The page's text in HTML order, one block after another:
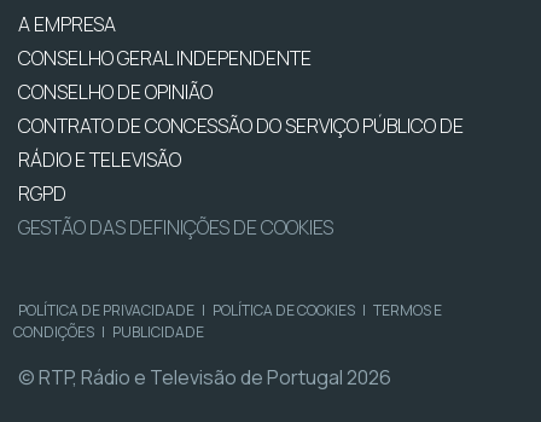
A EMPRESA
CONSELHO GERAL INDEPENDENTE
CONSELHO DE OPINIÃO
CONTRATO DE CONCESSÃO DO SERVIÇO PÚBLICO DE
RÁDIO E TELEVISÃO
RGPD
GESTÃO DAS DEFINIÇÕES DE COOKIES
POLÍTICA DE PRIVACIDADE | POLÍTICA DE COOKIES | TERMOS E
CONDIÇÕES | PUBLICIDADE
© RTP, Rádio e Televisão de Portugal 2026